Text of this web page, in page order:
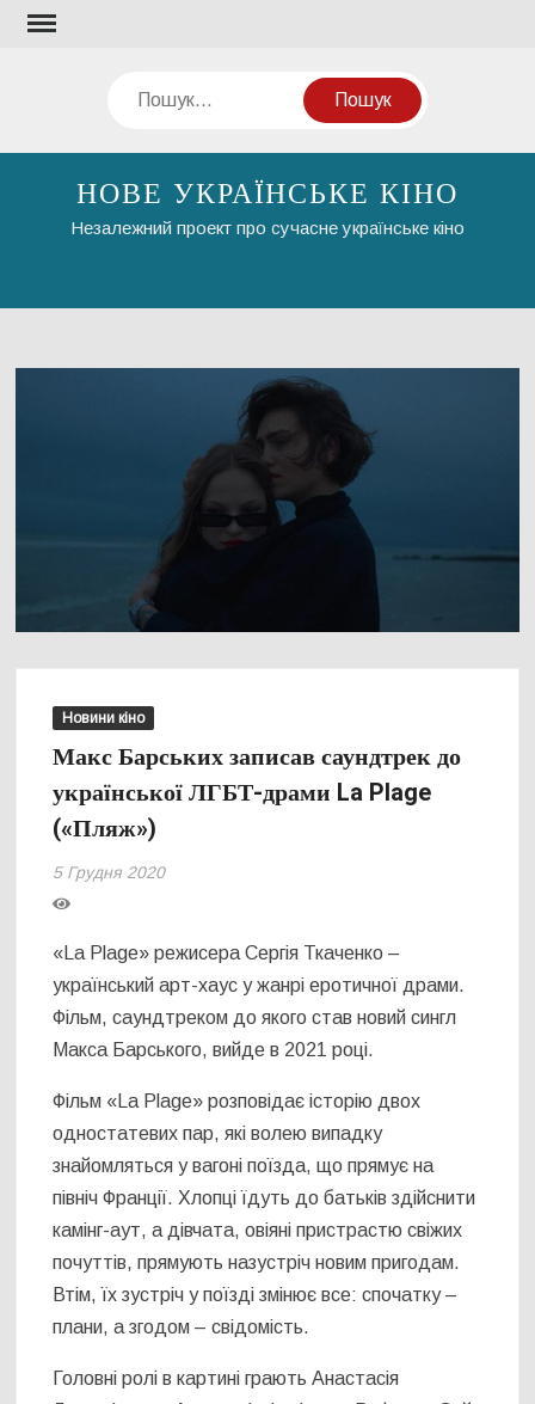
Перейти
Пошук
НОВЕ УКРАЇНСЬКЕ КІНО
Незалежний проект про сучасне українське кіно
Новини кіно
Макс Барських записав саундтрек до
української ЛГБТ-драми La Plage
(«Пляж»)
5 Грудня 2020
«La Plage» режисера Сергія Ткаченко –
український арт-хаус у жанрі еротичної драми.
Фільм, саундтреком до якого став новий сингл
Макса Барського, вийде в 2021 році.
Фільм «La Plage» розповідає історію двох
одностатевих пар, які волею випадку
знайомляться у вагоні поїзда, що прямує на
північ Франції. Хлопці їдуть до батьків здійснити
камінг-аут, а дівчата, овіяні пристрастю свіжих
почуттів, прямують назустріч новим пригодам.
Втім, їх зустріч у поїзді змінює все: спочатку –
плани, а згодом – свідомість.
Головні ролі в картині грають Анастасія